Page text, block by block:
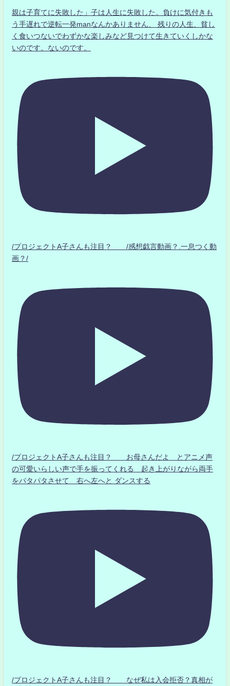
親は子育てに失敗した」子は人生に失敗した。負けに気付きも
う手遅れで逆転一発manなんかありません、 残りの人生、貧し
く食いつないでわずかな楽しみなど見つけて生きていくしかな
いのです。ないのです。
/プロジェクトA子さんも注目？ /感想戯言動画？.一息つく動
画？/
/プロジェクトA子さんも注目？ お母さんだよ とアニメ声
の可愛いらしい声で手を振ってくれる 起き上がりながら両手
をパタパタさせて 右へ左へと ダンスする
/プロジェクトA子さんも注目？ なぜ私は入会拒否？真相が